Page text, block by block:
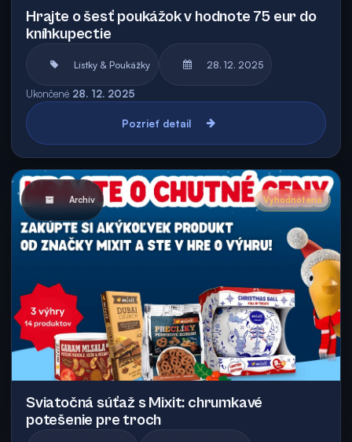
Hrajte o šesť poukážok v hodnote 75 eur do
kníhkupectie
Lístky & Poukážky 28. 12. 2025
Ukončené 28. 12. 2025
Pozrieť detail
Archív Vyhodnotená
Sviatočná súťaž s Mixit: chrumkavé
potešenie pre troch